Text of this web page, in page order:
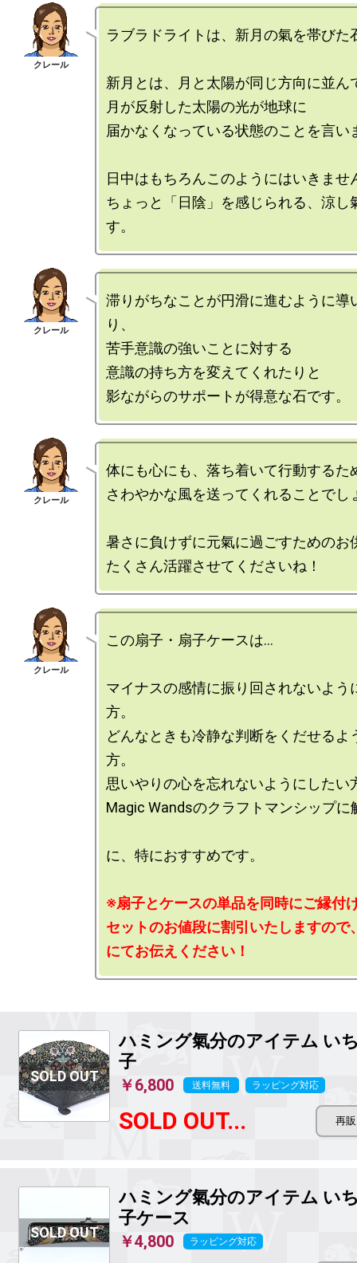
ラブラドライトは、新月の氣を帯びた
新月とは、月と太陽が同じ方向に並ん
月が反射した太陽の光が地球に
届かなくなっている状態のことを言い
日中はもちろんこのようにはいきませ
ちょっと「日陰」を感じられる、涼し
滞りがちなことが円滑に進むように導
り、
苦手意識の強いことに対する
意識の持ち方を変えてくれたりと
体にも心にも、落ち着いて行動するた
さわやかな風を送ってくれることでし
暑さに負けずに元氣に過ごすためのお
この扇子・扇子ケースは…
マイナスの感情に振り回されないよう
方。
どんなときも冷静な判断をくだせるよ
方。
思いやりの心を忘れないようにしたい
Magic Wandsのクラフトマンシップに
に、特におすすめです。
※扇子とケースの単品を同時にご縁付
セットのお値段に割引いたしますので
ハミング氣分のアイテム い
子
￥6,800 送料無料 ラッピング対応
SOLD OUT...
ハミング氣分のアイテム い
子ケース
￥4,800 ラッピング対応